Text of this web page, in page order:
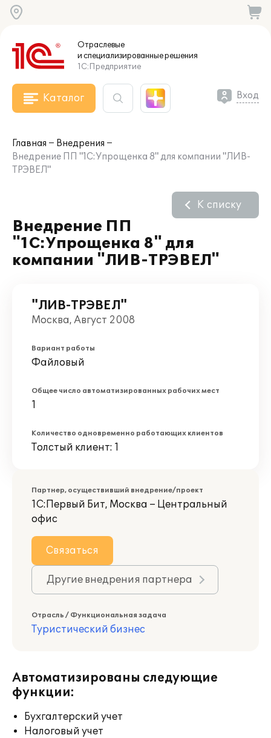
Отраслевые
и специализированныерешения
1С:Предприятие
Каталог Вход
Главная
Внедрения
Внедрение ПП "1С:Упрощенка 8" для компании "ЛИВ-
ТРЭВЕЛ"
Внедрение ПП
"1С:Упрощенка 8" для
компании "ЛИВ-ТРЭВЕЛ"
К списку
"ЛИВ-ТРЭВЕЛ"
Москва, Август 2008
Вариант работы
Файловый
Общее число автоматизированных рабочих мест
1
Количество одновременно работающих клиентов
Толстый клиент: 1
Партнер, осуществивший внедрение/проект
1С:Первый Бит, Москва – Центральный
офис
Связаться
Другие внедрения партнера
Отрасль / Функциональная задача
Туристический бизнес
Автоматизированы следующие
функции:
Бухгалтерский учет
Налоговый учет